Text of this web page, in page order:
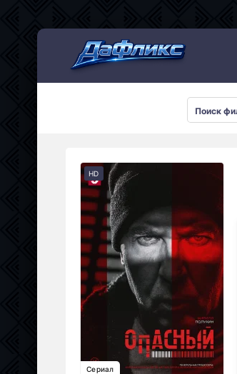
HD
Сериал
Мультсериалы